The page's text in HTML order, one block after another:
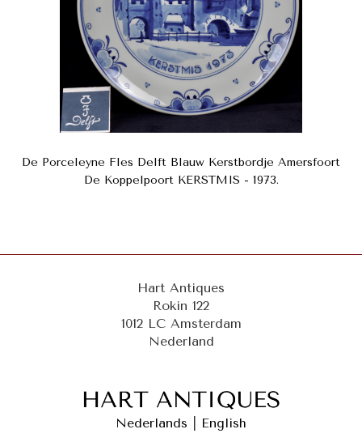
De Porceleyne Fles Delft Blauw Kerstbordje Amersfoort
De Koppelpoort KERSTMIS - 1973.
Hart Antiques
Rokin 122
1012 LC Amsterdam
Nederland
Nederlands English